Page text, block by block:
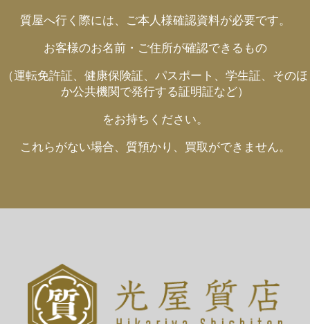
質屋へ行く際には、ご本人様確認資料が必要です。
お客様のお名前・ご住所が確認できるもの
（運転免許証、健康保険証、パスポート、学生証、そのほ
か公共機関で発行する証明証など）
をお持ちください。
これらがない場合、質預かり、買取ができません。